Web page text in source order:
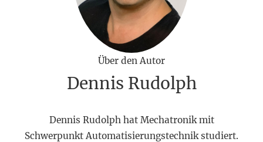
Über den Autor
Dennis Rudolph
Dennis Rudolph hat Mechatronik mit
Schwerpunkt Automatisierungstechnik studiert.